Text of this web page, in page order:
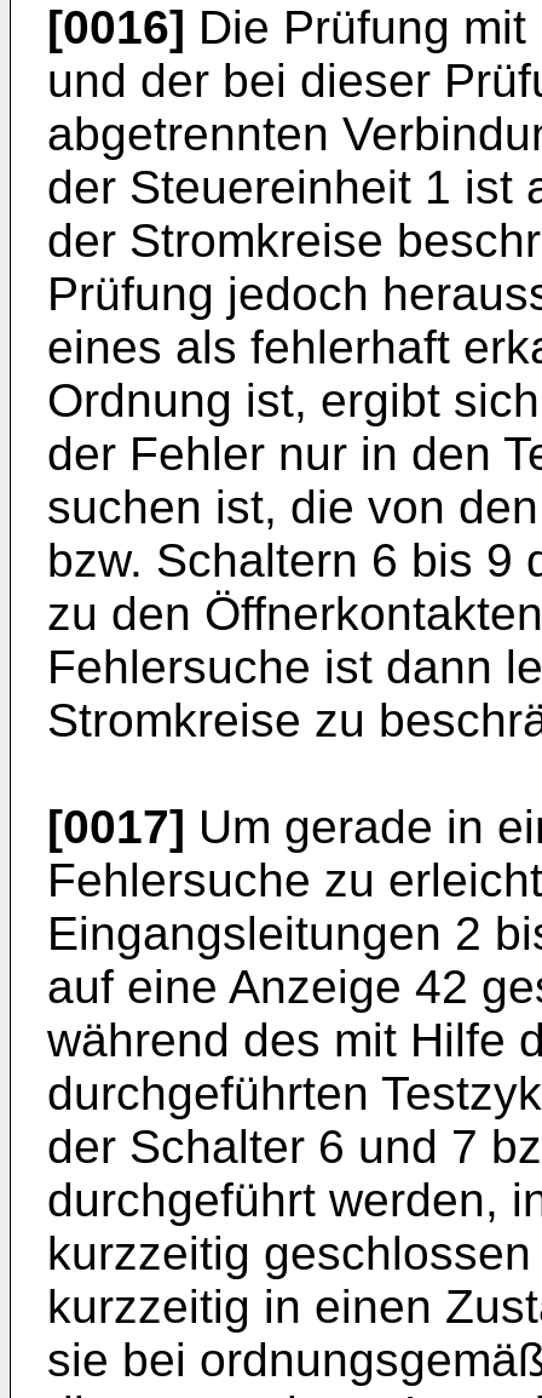
[0016] Die Prüfung
und der bei dieser
abgetrennten
der Steuereinheit 1 ist
der Stromkreise
Prüfung jedoch
eines als fehlerhaft
Ordnung ist, ergibt
der Fehler nur in den
suchen ist, die von
bzw. Schaltern 6 bis 9
zu den
Fehlersuche ist dann
Stromkreise zu
[0017] Um gerade in
Fehlersuche zu
Eingangsleitungen 2
auf eine Anzeige 42
während des mit Hilfe
durchgeführten
der Schalter 6 und 7
durchgeführt werden,
kurzzeitig
kurzzeitig in einen
sie bei